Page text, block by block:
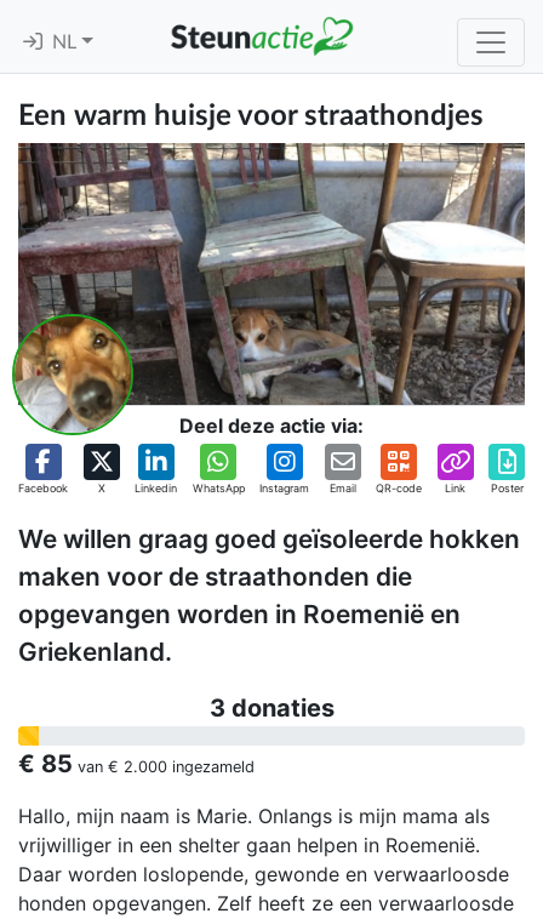
NL
Een warm huisje voor straathondjes
Deel deze actie via:
Facebook X Linkedin WhatsApp Instagram Email QR-code Link Poster
We willen graag goed geïsoleerde hokken
maken voor de straathonden die
opgevangen worden in Roemenië en
Griekenland.
3 donaties
€ 85 van € 2.000 ingezameld
Hallo, mijn naam is Marie. Onlangs is mijn mama als
vrijwilliger in een shelter gaan helpen in Roemenië.
Daar worden loslopende, gewonde en verwaarloosde
honden opgevangen. Zelf heeft ze een verwaarloosde